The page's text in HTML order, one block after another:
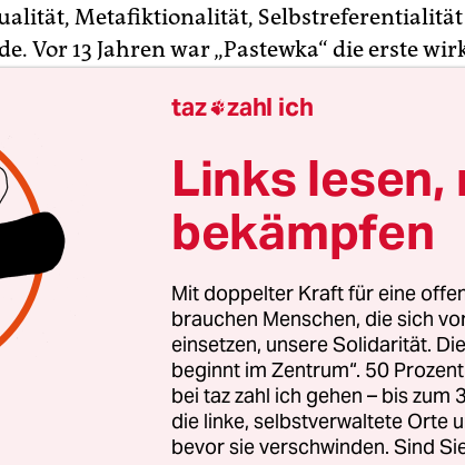
Metafiktionalität,
Vor 13 Jahren war „Pastewka“ die erste
zum Fremdschämen komisch einen
Pastewka, der, wie er, Louis de Funès
und auch sonst einiges mit ihm gemeinsam
Was hat er nicht alles erduldet,
liegende „Homeland“-DVD zu
einen ganzen Tag beim Zollamt
Staffel handelt nun eine Episode von
Bemühen um eine andere DVD aus
ins Bild gesetzten Elektronikmarkt.
taz zahl ich
Links lesen,
bekämpfen
Mit doppelter Kraft für eine
brauchen Menschen, die sich
einsetzen, unsere Solidarität.
beginnt im Zentrum“. 50
bei taz zahl ich gehen – bis
die linke, selbstverwaltete Orte
bevor sie verschwinden. Sind